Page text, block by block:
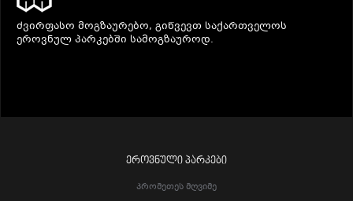
ძვირფასო მოგზაურებო, გიწვევთ საქართველოს
ეროვნულ პარკებში სამოგზაუროდ.
ᲔᲠᲝᲕᲜᲣᲚᲘ ᲞᲐᲠᲙᲔᲑᲘ
Პრომეთეს Მღვიმე